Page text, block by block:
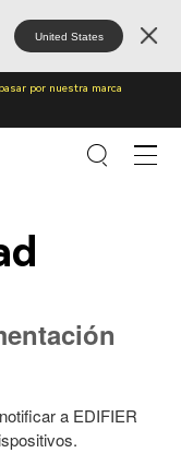
United States
por nuestra marca
a EDIFIER